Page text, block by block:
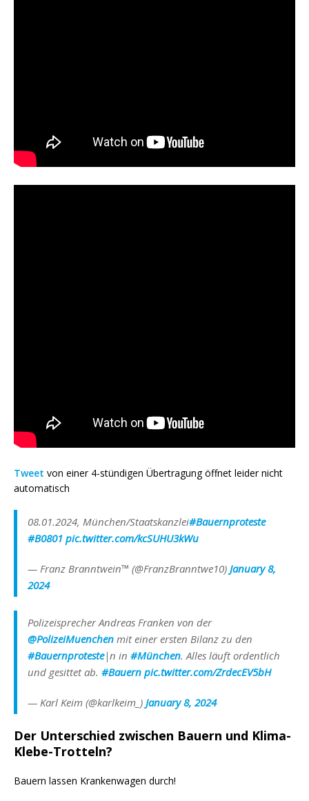
Tweet von einer 4-stündigen Übertragung öffnet leider nicht
automatisch
08.01.2024, München/Staatskanzlei#Bauernproteste
#B0801 pic.twitter.com/kcSUHU3kWu
— Franz Branntwein™ (@FranzBranntwe10) January 8,
2024
Polizeisprecher Andreas Franken von der
@PolizeiMuenchen mit einer ersten Bilanz zu den
#Bauernproteste|n in #München. Alles läuft ordentlich
und gesittet ab. #Bauern pic.twitter.com/ZrdecEV5bH
— Karl Keim (@karlkeim_) January 8, 2024
Der Unterschied zwischen Bauern und Klima-
Klebe-Trotteln?
Bauern lassen Krankenwagen durch!